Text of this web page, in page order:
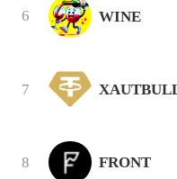
6 WINE
7
8 FRONT